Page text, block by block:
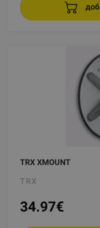
TRX XMOUNT
TRX
34.97€